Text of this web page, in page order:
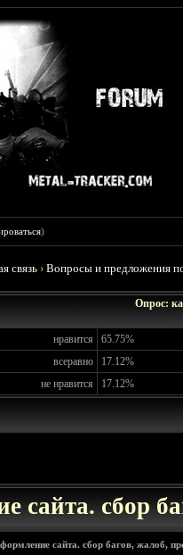
)
связь ›Вопросы и предложения
Опрос:
нравится
65.75%
всеравно
17.12%
не нравится
17.12%
сайта. сбор
сайта. сбор багов, жалоб,